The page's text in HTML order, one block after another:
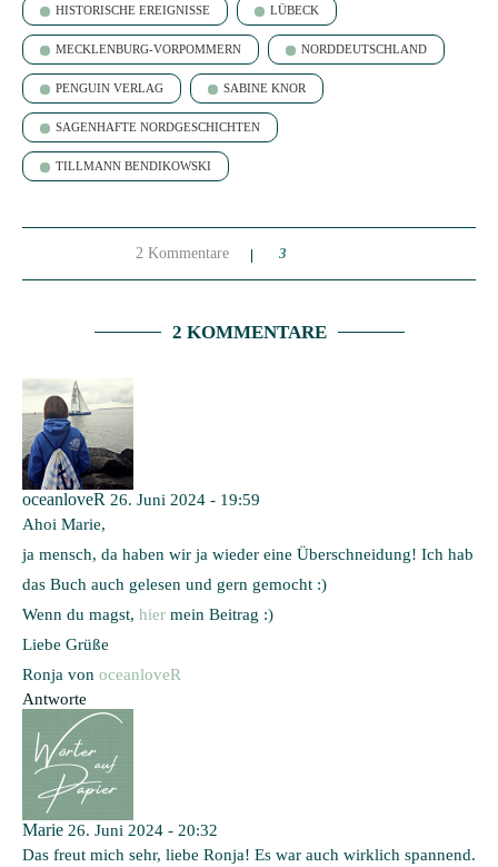
HISTORISCHE EREIGNISSE LÜBECK
MECKLENBURG-VORPOMMERN NORDDEUTSCHLAND
PENGUIN VERLAG SABINE KNOR
SAGENHAFTE NORDGESCHICHTEN
TILLMANN BENDIKOWSKI
2 Kommentare 3
2 KOMMENTARE
oceanloveR 26. Juni 2024 - 19:59
Ahoi Marie,
ja mensch, da haben wir ja wieder eine Überschneidung! Ich hab
das Buch auch gelesen und gern gemocht :)
Wenn du magst, hier mein Beitrag :)
Liebe Grüße
Ronja von oceanloveR
Antworte
Marie 26. Juni 2024 - 20:32
Das freut mich sehr, liebe Ronja! Es war auch wirklich spannend.